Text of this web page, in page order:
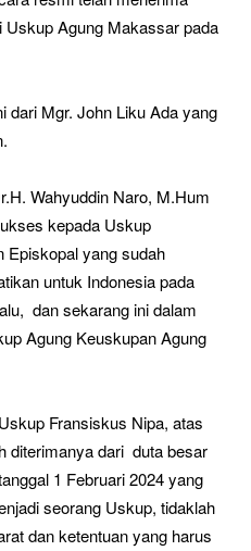
Uskup Agung Makassar pada
dari Mgr. John Liku Ada yang
Wahyuddin Naro, M.Hum
kepada Uskup
Episkopal yang sudah
untuk Indonesia pada
dan sekarang ini dalam
Agung Keuskupan Agung
Fransiskus Nipa, atas
diterimanya dari duta besar
1 Februari 2024 yang
seorang Uskup, tidaklah
dan ketentuan yang harus